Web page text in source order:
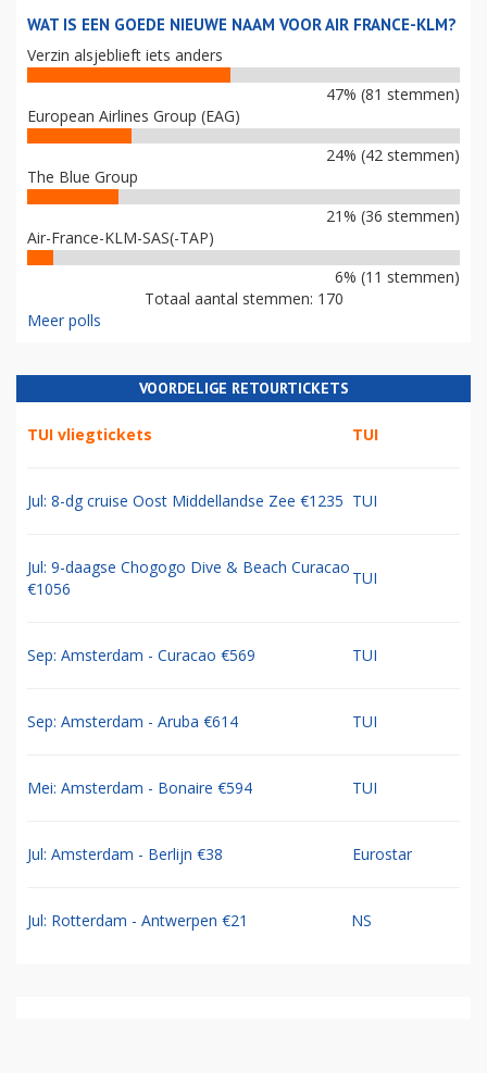
WAT IS EEN GOEDE NIEUWE NAAM VOOR AIR FRANCE-KLM?
Verzin alsjeblieft iets anders
47% (81 stemmen)
European Airlines Group (EAG)
24% (42 stemmen)
The Blue Group
21% (36 stemmen)
Air-France-KLM-SAS(-TAP)
6% (11 stemmen)
Totaal aantal stemmen: 170
Meer polls
VOORDELIGE RETOURTICKETS
TUI vliegtickets TUI
Jul: 8-dg cruise Oost Middellandse Zee €1235 TUI
Jul: 9-daagse Chogogo Dive & Beach Curacao
€1056
TUI
Sep: Amsterdam - Curacao €569 TUI
Sep: Amsterdam - Aruba €614 TUI
Mei: Amsterdam - Bonaire €594 TUI
Jul: Amsterdam - Berlijn €38 Eurostar
Jul: Rotterdam - Antwerpen €21 NS